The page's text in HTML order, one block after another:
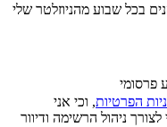
בכל שבוע מהניוזלטר שלי
פרסומי
הפרטיות, וכי אני
ניהול הרשימה ודיוור